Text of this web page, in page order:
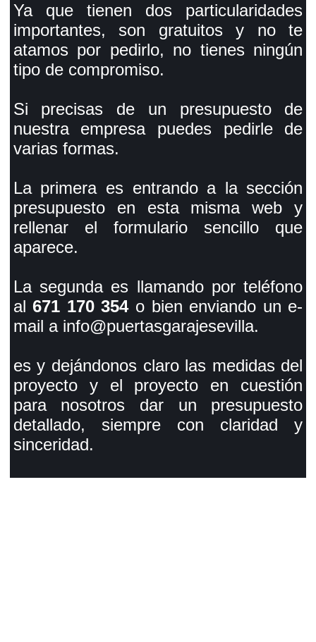
Ya que tienen dos particularidades
importantes, son gratuitos y no te
atamos por pedirlo, no tienes ningún
tipo de compromiso.
Si precisas de un presupuesto de
nuestra empresa puedes pedirle de
varias formas.
La primera es entrando a la sección
presupuesto en esta misma web y
rellenar el formulario sencillo que
aparece.
La segunda es llamando por teléfono
al671 170 354o bien enviando un e-
mail a info@puertasgarajesevilla.
es y dejándonos claro las medidas del
proyecto y el proyecto en cuestión
para nosotros dar un presupuesto
detallado, siempre con claridad y
sinceridad.